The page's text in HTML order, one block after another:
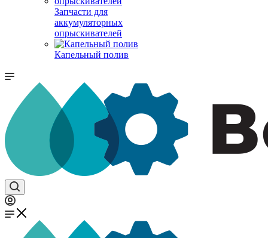
Запчасти для
аккумуляторных
опрыскивателей
Капельный полив